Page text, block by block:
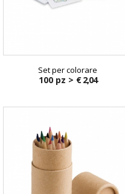
Set per colorare
100 pz > € 2,04